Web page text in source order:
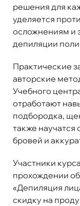
решения для
уделяется
осложнениям и
депиляции
Практические
авторские
Учебного
отработают
подбородка,
также научатся
бровей и
Участники
прохождении
«Депиляция
скидку на